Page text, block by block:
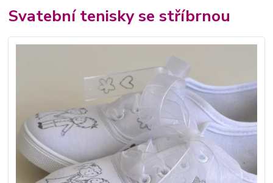
Svatební tenisky se stříbrnou